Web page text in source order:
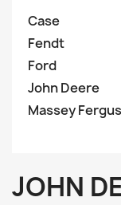
Case
Fendt
Ford
John Deere
Massey
JOHN